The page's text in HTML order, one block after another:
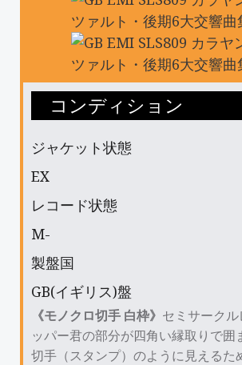
コンディション
ジャケット状態
EX
レコード状態
M-
製盤国
GB(イギリス)盤
《モノクロ切手 白枠》 セミサーク
ッパー君の部分が四角い縁取りで囲
切手（スタンプ）のように見えるた